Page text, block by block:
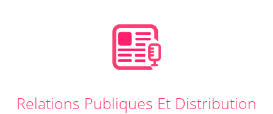
Relations Publiques Et Distribution